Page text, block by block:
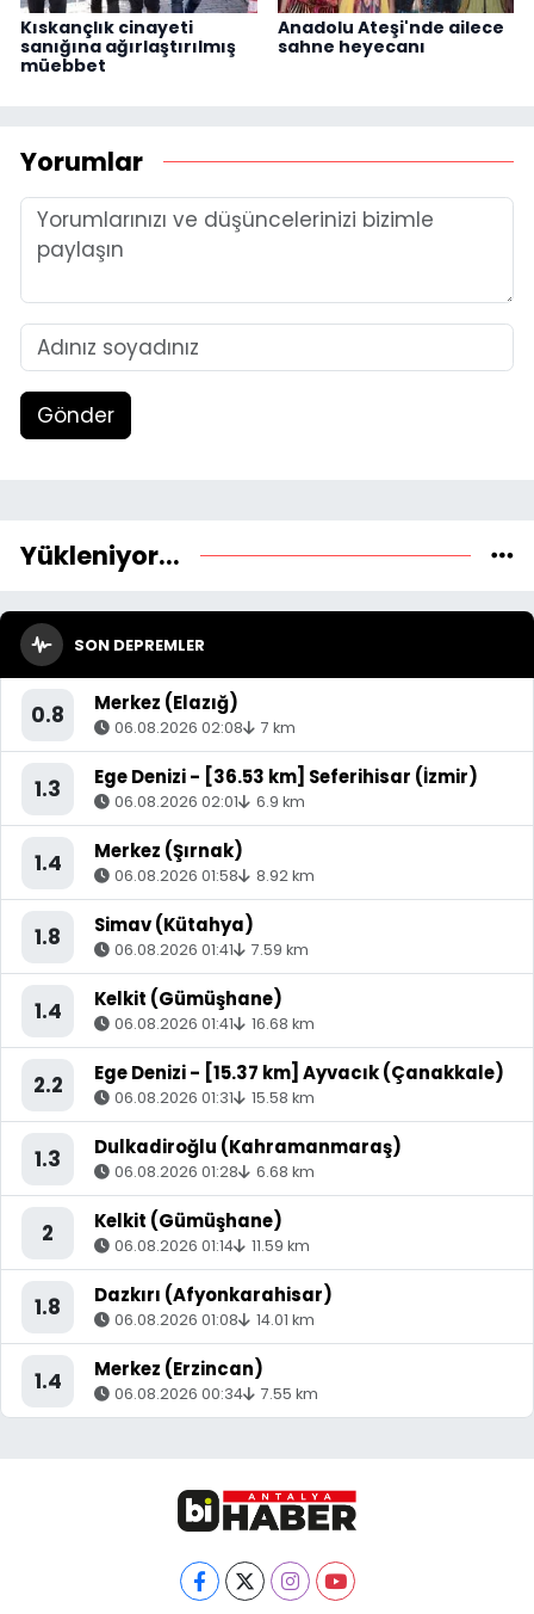
Kıskançlık cinayeti
sanığına ağırlaştırılmış
müebbet
Anadolu Ateşi'nde ailece
sahne heyecanı
Yorumlar
Gönder
Yükleniyor...
SON DEPREMLER
0.8 Merkez (Elazığ)
06.08.2026 02:08 7 km
1.3 Ege Denizi - [36.53 km] Seferihisar (İzmir)
06.08.2026 02:01 6.9 km
1.4 Merkez (Şırnak)
06.08.2026 01:58 8.92 km
1.8 Simav (Kütahya)
06.08.2026 01:41 7.59 km
1.4 Kelkit (Gümüşhane)
06.08.2026 01:41 16.68 km
2.2 Ege Denizi - [15.37 km] Ayvacık (Çanakkale)
06.08.2026 01:31 15.58 km
1.3 Dulkadiroğlu (Kahramanmaraş)
06.08.2026 01:28 6.68 km
2 Kelkit (Gümüşhane)
06.08.2026 01:14 11.59 km
1.8 Dazkırı (Afyonkarahisar)
06.08.2026 01:08 14.01 km
1.4 Merkez (Erzincan)
06.08.2026 00:34 7.55 km